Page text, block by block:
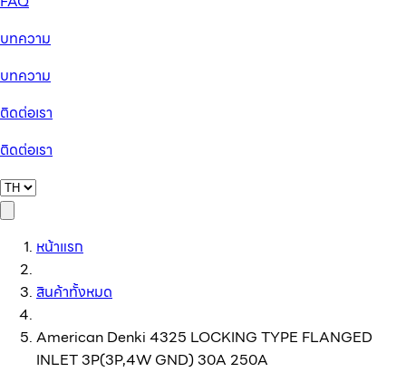
บทความ
บทความ
ติดต่อเรา
ติดต่อเรา
หน้าแรก
สินค้าทั้งหมด
American Denki 4325 LOCKING TYPE FLANGED
INLET 3P(3P,4W GND) 30A 250A